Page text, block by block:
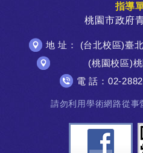
指導
桃園市政府
地 址： (台北校區)臺
(桃園校區)桃園
電 話：02-
請勿利用學術網路從事